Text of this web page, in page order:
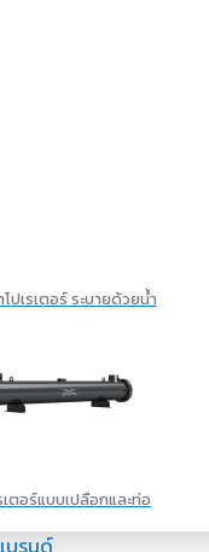
ปเรเตอร์ ระบายด้วยน้ำ
เตอร์แบบเปลือกและท่อ
รนด์